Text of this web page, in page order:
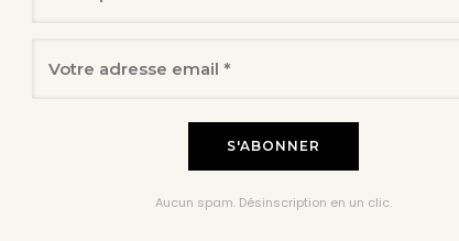
Aucun spam. Désinscription en un clic.